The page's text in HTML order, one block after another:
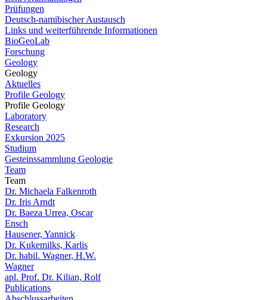
Prüfungen
Deutsch-namibischer Austausch
Links und weiterführende Informationen
BioGeoLab
Forschung
Geology
Geology
Aktuelles
Profile Geology
Profile Geology
Laboratory
Research
Exkursion 2025
Studium
Gesteinssammlung Geologie
Team
Team
Dr. Michaela Falkenroth
Dr. Iris Arndt
Dr. Baeza Urrea, Oscar
Ensch
Hausener, Yannick
Dr. Kukemilks, Karlis
Dr. habil. Wagner, H.W.
Wagner
apl. Prof. Dr. Kilian, Rolf
Publications